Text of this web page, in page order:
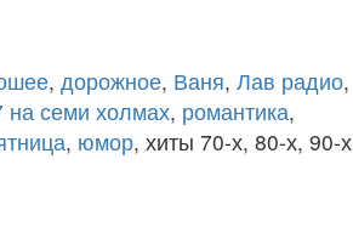
, дорожное, Ваня, Лав радио,
на семи холмах, романтика,
, юмор, хиты 70-х, 80-х, 90-х